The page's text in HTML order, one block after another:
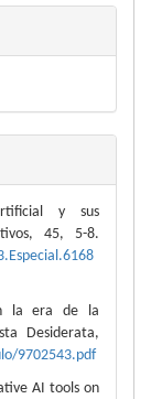
y sus
45, 5-8.
la era de la
Desiderata,
9702543.pdf
AI tools on